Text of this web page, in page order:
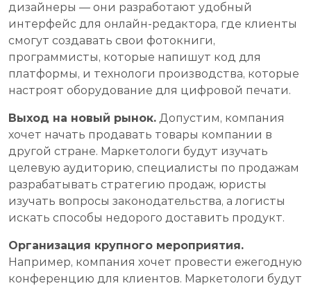
дизайнеры — они разработают удобный
интерфейс для онлайн-редактора, где клиенты
смогут создавать свои фотокниги,
программисты, которые напишут код для
платформы, и технологи производства, которые
настроят оборудование для цифровой печати.
Выход на новый рынок. Допустим, компания
хочет начать продавать товары компании в
другой стране. Маркетологи будут изучать
целевую аудиторию, специалисты по продажам
разрабатывать стратегию продаж, юристы
изучать вопросы законодательства, а логисты
искать способы недорого доставить продукт.
Организация крупного мероприятия.
Например, компания хочет провести ежегодную
конференцию для клиентов. Маркетологи будут